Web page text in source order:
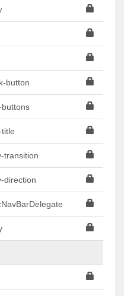
button
buttons
transition
direction